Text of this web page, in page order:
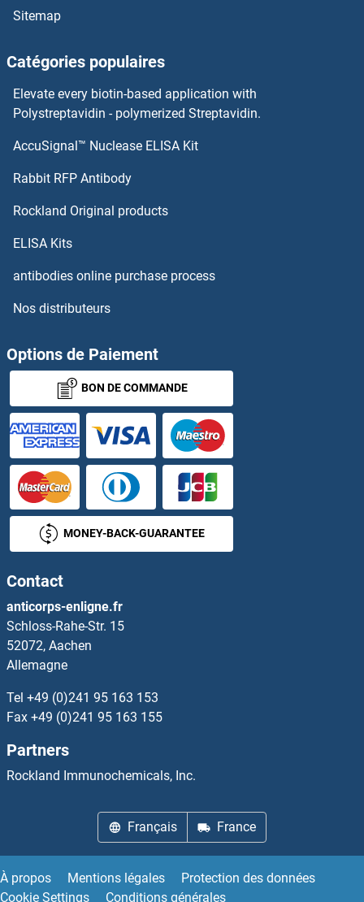
NFE4 Anticorps
NFE2L3 Anticorps
NFE2L1 Anticorps
NFYC Anticorps
NG2 Anticorps
NGDN Anticorps
NGEF Anticorps
NGFB Anticorps
NGFR Anticorps
NGRN Anticorps
NHE7 Anticorps
NHE8 Anticorps
NHEDC1 Anticorps
NHEDC2 Anticorps
NHEJ1 Anticorps
NHLH1 Anticorps
NHLRC1 Anticorps
Sitemap
Catégories populaires
Elevate every biotin-based application with
Polystreptavidin - polymerized Streptavidin.
AccuSignal™ Nuclease ELISA Kit
Rabbit RFP Antibody
Rockland Original products
ELISA Kits
antibodies online purchase process
Nos distributeurs
Options de Paiement
BON DE COMMANDE
MONEY-BACK-GUARANTEE
Contact
anticorps-enligne.fr
Schloss-Rahe-Str. 15
52072, Aachen
Allemagne
Tel +49 (0)241 95 163 153
Fax +49 (0)241 95 163 155
Partners
Rockland Immunochemicals, Inc.
Français France
À propos Mentions légales
Protection des données
Cookie Settings
Conditions générales